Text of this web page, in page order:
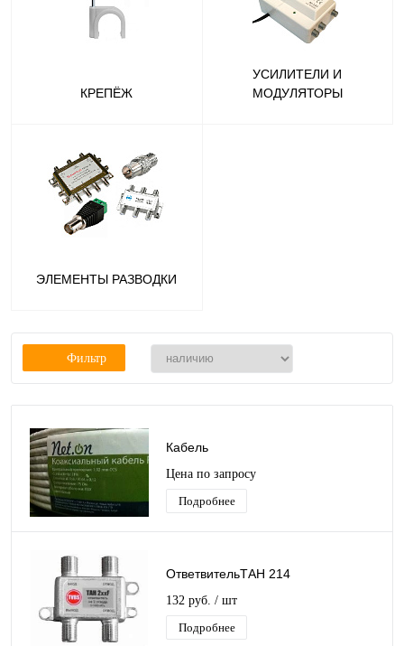
КРЕПЁЖ
УСИЛИТЕЛИ И
МОДУЛЯТОРЫ
ЭЛЕМЕНТЫ РАЗВОДКИ
Фильтр
Кабель
Цена по запросу
Подробнее
ОтветвительТАН 214
132 руб. / шт
Подробнее